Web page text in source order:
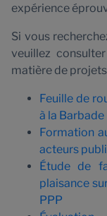
expérience
Si vous
veuillez
matière de projets
Feuille de
à la Barbade
Formation
acteurs
Étude de
plaisance
PPP